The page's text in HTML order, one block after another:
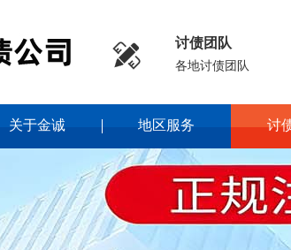
 讨债团队
各地讨债团队
关于金诚 地区服务 讨